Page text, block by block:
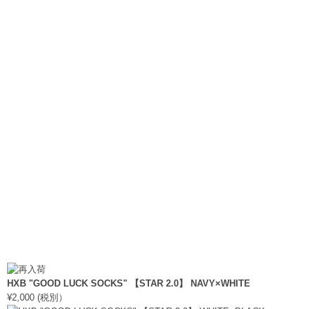
HXB "GOOD LUCK SOCKS" 【STAR 2.0】 NAVY×WHITE
¥2,000 (税別）